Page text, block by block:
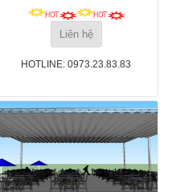
Liên hệ
HOTLINE: 0973.23.83.83